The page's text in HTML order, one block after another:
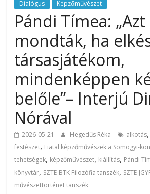
Dialógus Képzőművészet
Pándi Tímea: „Azt
mondták, ha
társasjátékom,
mindenképpen
belőle”– Interjú
Nórával
2026-05-21 Hegedűs Réka alkotás,
festészet, Fiatal képzőművészek a Somogyi-
tehetségek, képzőművészet, kiállítás, Pándi
könyvtár, SZTE-BTK Filozófia tanszék, SZTE-
művészettörténet tanszék